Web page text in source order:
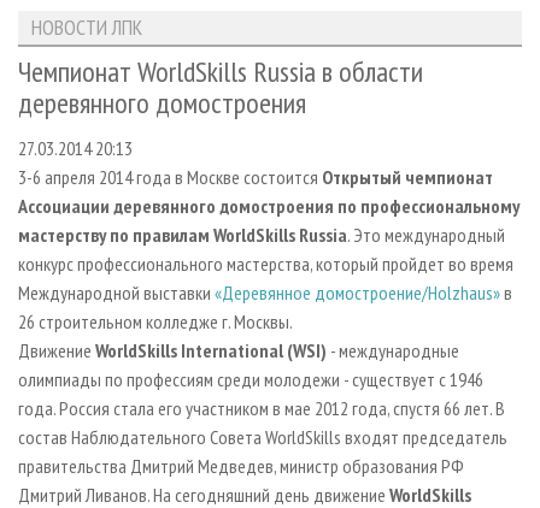
ЛЕСОЗАГОТОВКА
ЛЕСОПИЛЕНИЕ
СУШКА ДРЕВЕСИНЫ
ПРОИЗВОДСТВО ДРЕВЕСНЫХ ПЛИТ
ДЕРЕВЯННОЕ ДОМОСТРОЕНИЕ
ПРОИЗВОДСТВО МЕБЕЛИ
БИОЭНЕРГЕТИКА
ЦБП
ИНСТРУМЕНТ И МАТЕРИАЛЫ
НОВОСТИ ЛПК
НОВОСТИ ЖУРНАЛА
ПРОЕКТЫ ЛПИ
АНАЛИТИКА
ПРЕДПРИЯТИЯ ЛПК
ПЕРСОНЫ
МОБИЛЬНЫЕ ВЫСТАВКИ
ОФИЦИАЛЬНЫЕ ДЕЛЕГАЦИИ
ПРИОРИТЕТНЫЕ ИНВЕСТПРОЕКТЫ
RUSSIAN FORESTRY REVIEW
ГАЗЕТА ЛЕСПРОМФОРУМ
БИБЛИОТЕКА СПЕЦИАЛИСТА
АРХИВ ЖУРНАЛОВ
О ЖУРНАЛЕ
ПОДПИСКА
КОНТАКТЫ
РЕКЛАМОДАТЕЛЯМ
РЕКЛАМА
РЕКЛАМА НА САЙТЕ
НОВОСТИ ЛПК
Чемпионат WorldSkills Russia в области
деревянного домостроения
27.03.2014 20:13
3-6 апреля 2014 года в Москве состоится Открытый чемпионат
Ассоциации деревянного домостроения по профессиональному
мастерству по правилам WorldSkills Russia. Это международный
конкурс профессионального мастерства, который пройдет во время
Международной выставки «Деревянное домостроение/Holzhaus»в
26 строительном колледже г. Москвы.
Движение WorldSkills International (WSI) - международные
олимпиады по профессиям среди молодежи - существует с 1946
года. Россия стала его участником в мае 2012 года, спустя 66 лет. В
состав Наблюдательного Совета WorldSkills входят председатель
правительства Дмитрий Медведев, министр образования РФ
Дмитрий Ливанов. На сегодняшний день движение WorldSkills